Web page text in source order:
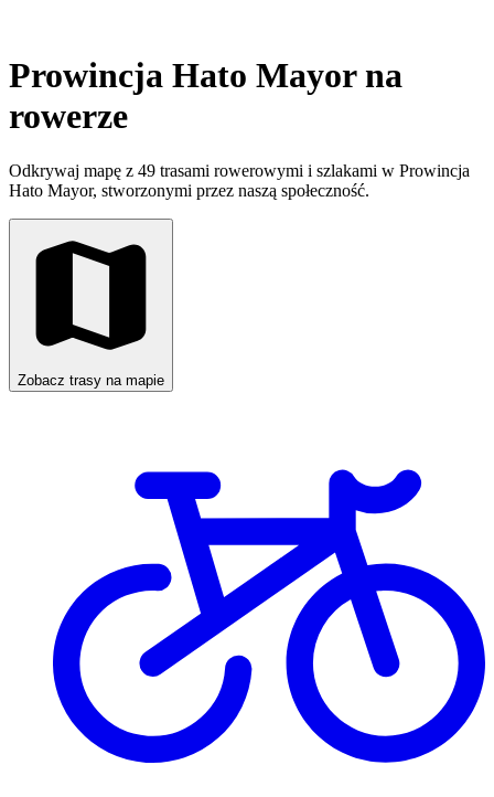
Prowincja Hato Mayor na
rowerze
Odkrywaj mapę z 49 trasami rowerowymi i szlakami w Prowincja
Hato Mayor, stworzonymi przez naszą społeczność.
Zobacz trasy na mapie